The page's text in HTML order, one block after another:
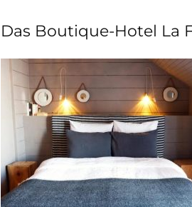
Das Boutique-Hotel La